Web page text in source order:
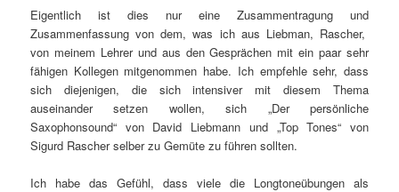
Eigentlich ist dies nur eine Zusammentragung und
Zusammenfassung von dem, was ich aus Liebman, Rascher,
von meinem Lehrer und aus den Gesprächen mit ein paar sehr
fähigen Kollegen mitgenommen habe. Ich empfehle sehr, dass
sich diejenigen, die sich intensiver mit diesem Thema
auseinander setzen wollen, sich „Der persönliche
Saxophonsound“ von David Liebmann und „Top Tones“ von
Sigurd Rascher selber zu Gemüte zu führen sollten.
Ich habe das Gefühl, dass viele die Longtoneübungen als